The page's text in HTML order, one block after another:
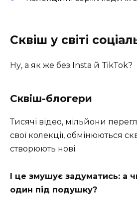
Сквіш у світі
Ну, а як же без Insta й TikTok?
Сквіш-блогери
Тисячі відео, мільйони
свої колекції, обмінюються
створюють нові.
І це змушує задуматись: а
один під подушку?